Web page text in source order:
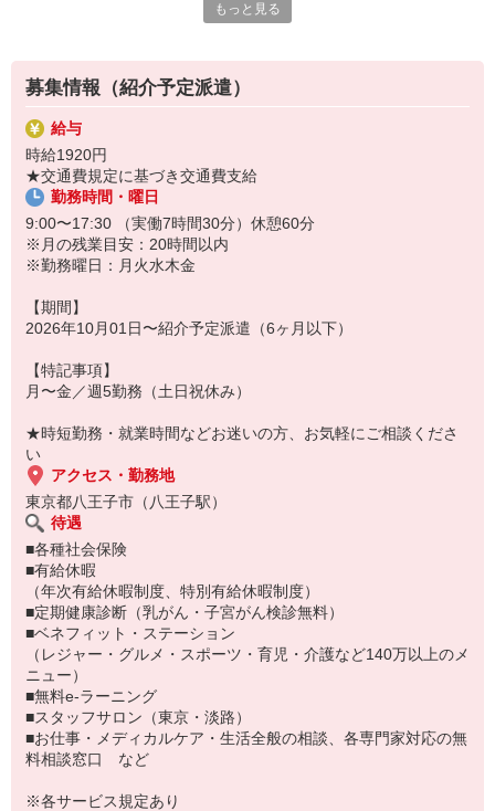
大手企業や未経験OKなど様々お仕事をご用意！
・社会保険・労働保険の手続き
・年金機構やハローワークへの連絡・対応
≪おすすめポイント♪≫
＊社会保険事務の経験を活かせます♪
＊時差出勤OK！
＊土日祝休みで働きやすい♪
＊正社員登用前提です♪
（お仕事番号：600117024102）
雇用形態／正社員
給与形態／月給制
昇給サイクル／1年
賞与／年2回
待遇など／完全週休2日
上記は、紹介時に明示される労働条件の内容と異なる場合がありま
す。
もっと見る
募集情報（紹介予定派遣）
給与
時給1920円
★交通費規定に基づき交通費支給
勤務時間・曜日
9:00〜17:30 （実働7時間30分）休憩60分
※月の残業目安：20時間以内
※勤務曜日：月火水木金
【期間】
2026年10月01日〜紹介予定派遣（6ヶ月以下）
【特記事項】
月〜金／週5勤務（土日祝休み）
★時短勤務・就業時間などお迷いの方、お気軽にご相談くださ
い
アクセス・勤務地
東京都八王子市（八王子駅）
待遇
■各種社会保険
■有給休暇
（年次有給休暇制度、特別有給休暇制度）
■定期健康診断（乳がん・子宮がん検診無料）
■ベネフィット・ステーション
（レジャー・グルメ・スポーツ・育児・介護など140万以上のメ
ニュー）
■無料e-ラーニング
■スタッフサロン（東京・淡路）
■お仕事・メディカルケア・生活全般の相談、各専門家対応の無
料相談窓口 など
※各サービス規定あり